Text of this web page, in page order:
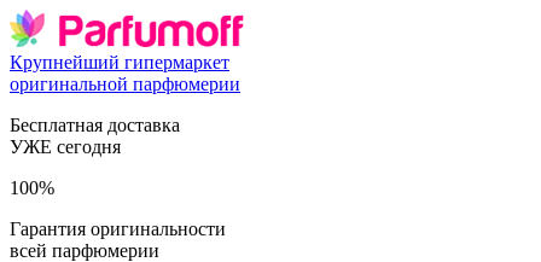
Крупнейший гипермаркет
оригинальной парфюмерии
Бесплатная доставка
УЖЕ сегодня
100%
Гарантия оригинальности
всей парфюмерии